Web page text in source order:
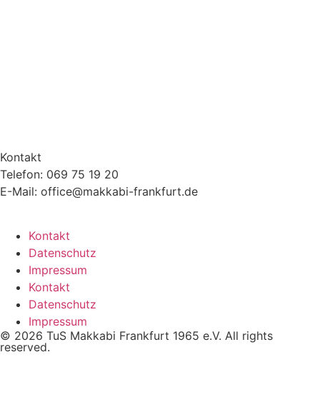
Kontakt
Telefon: 069 75 19 20
E-Mail: office@makkabi-frankfurt.de
Kontakt
Datenschutz
Impressum
Kontakt
Datenschutz
Impressum
© 2026 TuS Makkabi Frankfurt 1965 e.V. All rights
reserved.